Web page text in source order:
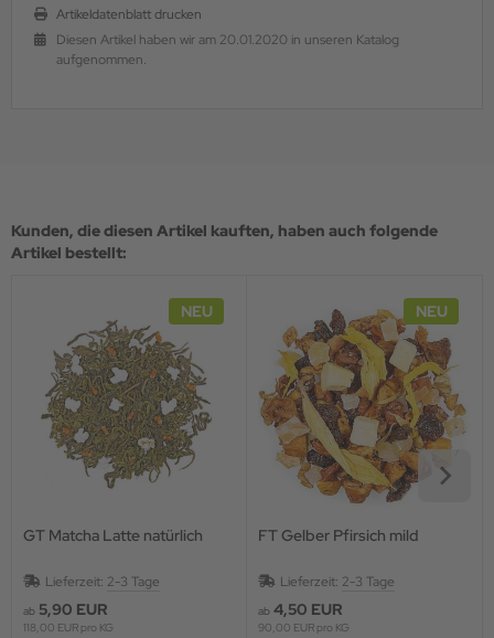
Artikeldatenblatt drucken
Diesen Artikel haben wir am 20.01.2020 in unseren Katalog
aufgenommen.
Kunden, die diesen Artikel kauften, haben auch folgende
Artikel bestellt:
NEU
GT Matcha Latte natürlich
Lieferzeit: 2-3 Tage
ab 5,90 EUR
118,00 EUR pro KG
NEU
FT Gelber Pfirsich mild
Lieferzeit: 2-3 Tage
ab 4,50 EUR
90,00 EUR pro KG